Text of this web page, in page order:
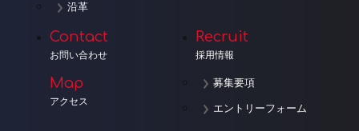
沿革
Contact
お問い合わせ
Map
アクセス
Recruit
採用情報
募集要項
エントリーフォーム